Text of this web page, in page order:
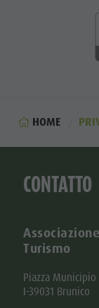
HOME
CONTATTO
Turismo
Piazza Municipio
I-39031 Brunico